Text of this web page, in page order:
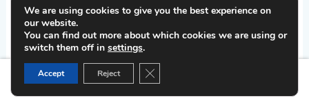
ตั๋วเครื่องบิน ค่าพาหนะท้องถิ่นที่ต้องใช้รถ 4WD ในบางจุด
หรือค่าเข้าชมสถานที่สำคัญต่างๆ ซึ่งจะทำให้การเดินทาง
ครั้งนี้เป็นการลงทุนที่คุ้มค่าที่สุดสำหรับคนรักการผจญภัย
เส้นทาง ทัวร์ปากีสถาน ในปัจจุบันมีความหลากหลายและ
We are using cookies to give you the best experience on
our website.
You can find out more about which cookies we are using or
switch them off in settings.
Accept Reject CLOSE GDPR COOKIE